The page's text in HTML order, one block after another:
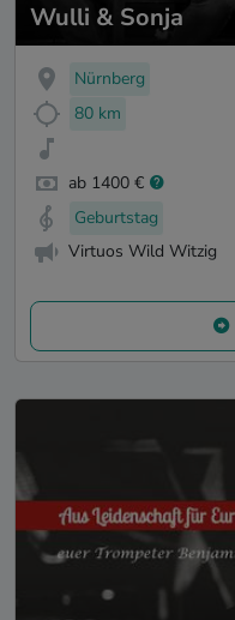
Wulli & Sonja
Nürnberg
80 km
ab 1400 €
Geburtstag
Virtuos Wild Witzig